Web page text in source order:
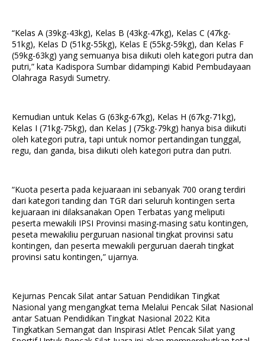
“Kelas A (39kg-43kg), Kelas B (43kg-47kg), Kelas C (47kg-
51kg), Kelas D (51kg-55kg), Kelas E (55kg-59kg), dan Kelas F
(59kg-63kg) yang semuanya bisa diikuti oleh kategori putra dan
putri,” kata Kadispora Sumbar didampingi Kabid Pembudayaan
Olahraga Rasydi Sumetry.
Kemudian untuk Kelas G (63kg-67kg), Kelas H (67kg-71kg),
Kelas I (71kg-75kg), dan Kelas J (75kg-79kg) hanya bisa diikuti
oleh kategori putra, tapi untuk nomor pertandingan tunggal,
regu, dan ganda, bisa diikuti oleh kategori putra dan putri.
“Kuota peserta pada kejuaraan ini sebanyak 700 orang terdiri
dari kategori tanding dan TGR dari seluruh kontingen serta
kejuaraan ini dilaksanakan Open Terbatas yang meliputi
peserta mewakili IPSI Provinsi masing-masing satu kontingen,
peseta mewakiliu perguruan nasional tingkat provinsi satu
kontingen, dan peserta mewakili perguruan daerah tingkat
provinsi satu kontingen,” ujarnya.
Kejurnas Pencak Silat antar Satuan Pendidikan Tingkat
Nasional yang mengangkat tema Melalui Pencak Silat Nasional
antar Satuan Pendidikan Tingkat Nasional 2022 Kita
Tingkatkan Semangat dan Inspirasi Atlet Pencak Silat yang